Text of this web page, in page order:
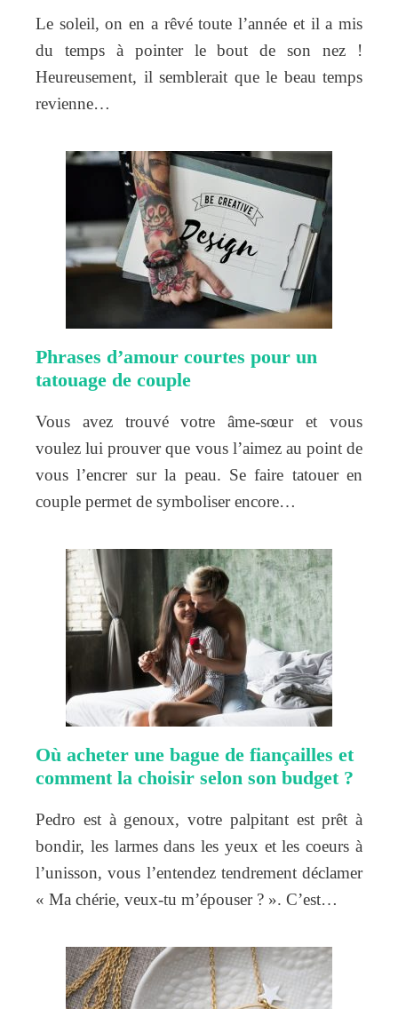
Le soleil, on en a rêvé toute l’année et il a mis
du temps à pointer le bout de son nez !
Heureusement, il semblerait que le beau temps
revienne…
Phrases d’amour courtes pour un
tatouage de couple
Vous avez trouvé votre âme-sœur et vous
voulez lui prouver que vous l’aimez au point de
vous l’encrer sur la peau. Se faire tatouer en
couple permet de symboliser encore…
Où acheter une bague de fiançailles et
comment la choisir selon son budget ?
Pedro est à genoux, votre palpitant est prêt à
bondir, les larmes dans les yeux et les coeurs à
l’unisson, vous l’entendez tendrement déclamer
« Ma chérie, veux-tu m’épouser ? ». C’est…